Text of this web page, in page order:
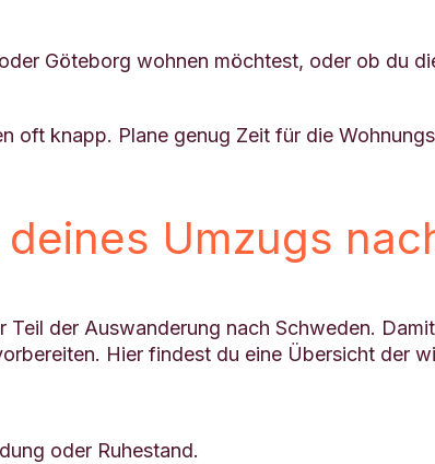
Göteborg wohnen möchtest, oder ob du
oft knapp. Plane genug Zeit für die
Umzugs
der Auswanderung nach Schweden.
Hier findest du eine Übersicht der
oder Ruhestand.